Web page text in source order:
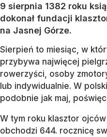
9 sierpnia 1382 roku
dokonał fundacji
na Jasnej Górze.
Sierpień to miesiąc, w
przybywa najwięcej
rowerzyści, osoby
lub indywidualnie. W
podobnie jak maj,
W tym roku klasztor
obchodzi 644. rocznicę